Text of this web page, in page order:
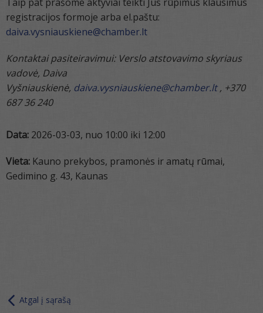
registracijos formoje arba el.paštu:
daiva.vysniauskiene@chamber.lt
Kontaktai pasiteiravimui: Verslo atstovavimo skyriaus
vadovė, Daiva
Vyšniauskienė, daiva.vysniauskiene@chamber.lt, +370
687 36 240
Data: 2026-03-03, nuo 10:00 iki 12:00
Vieta: Kauno prekybos, pramonės ir amatų rūmai,
Gedimino g. 43, Kaunas
Atgal į sąrašą